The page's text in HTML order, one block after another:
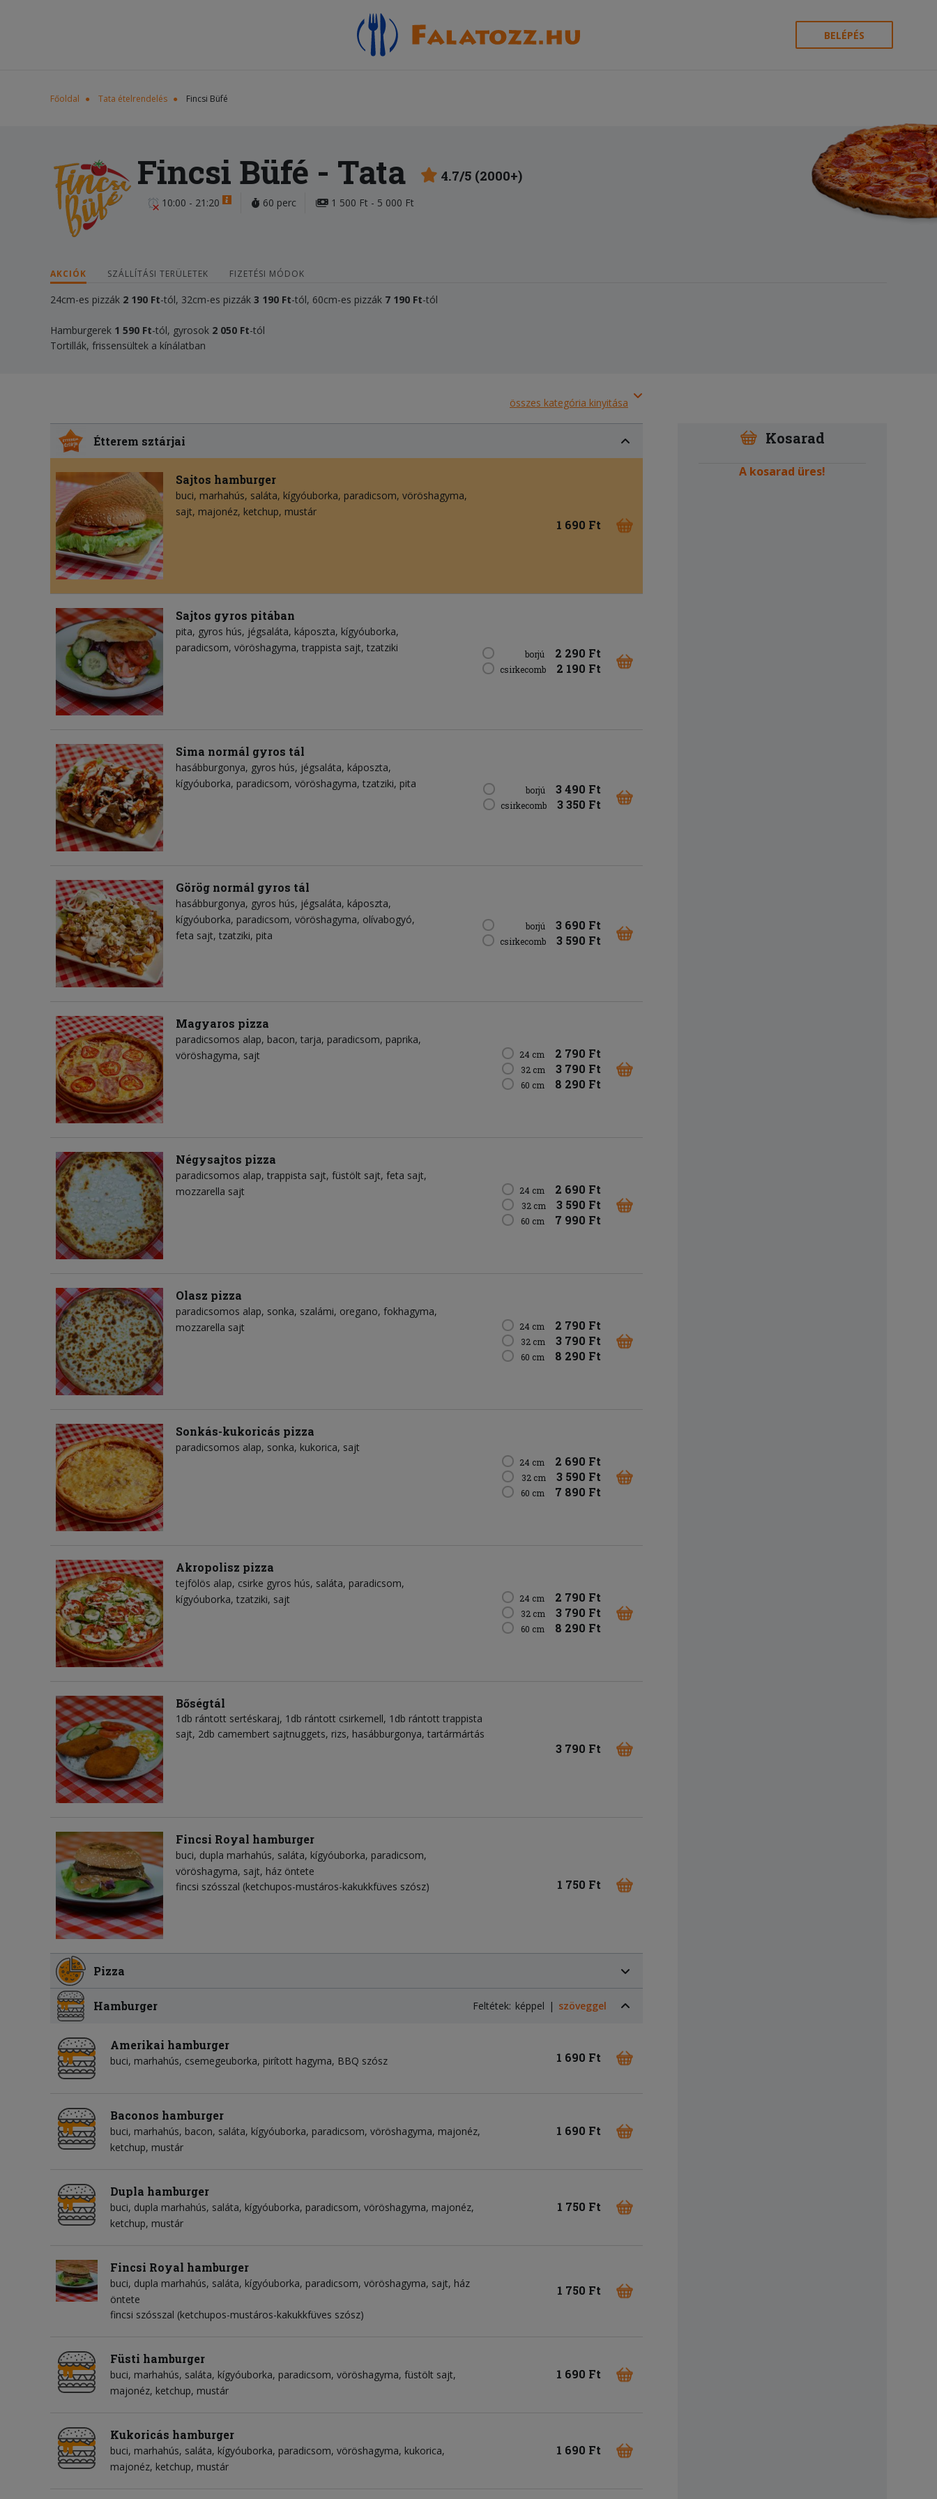
BELÉPÉS
Főoldal Tata ételrendelés Fincsi Büfé
Fincsi Büfé - Tata 4.7/5 (2000+)
10:00 - 21:20 60 perc 1 500 Ft - 5 000 Ft
AKCIÓK SZÁLLÍTÁSI TERÜLETEK FIZETÉSI MÓDOK
24cm-es pizzák 2 190 Ft-tól, 32cm-es pizzák 3 190 Ft-tól, 60cm-es pizzák 7 190 Ft-tól
Hamburgerek 1 590 Ft-tól, gyrosok 2 050 Ft-tól
Tortillák, frissensültek a kínálatban
összes kategória kinyitása
Étterem sztárjai
Sajtos hamburger
buci marhahús saláta kígyóuborka paradicsom vöröshagyma
sajt majonéz ketchup mustár
1 690 Ft
Sajtos gyros pitában
pita gyros hús jégsaláta káposzta kígyóuborka
paradicsom vöröshagyma trappista sajt tzatziki borjú 2 290 Ft
csirkecomb 2 190 Ft
Sima normál gyros tál
hasábburgonya gyros hús jégsaláta káposzta
kígyóuborka paradicsom vöröshagyma tzatziki pita borjú 3 490 Ft
csirkecomb 3 350 Ft
Görög normál gyros tál
hasábburgonya gyros hús jégsaláta káposzta
kígyóuborka paradicsom vöröshagyma olívabogyó
feta sajt tzatziki pita
borjú 3 690 Ft
csirkecomb 3 590 Ft
Magyaros pizza
paradicsomos alap bacon tarja paradicsom paprika
vöröshagyma sajt 24 cm 2 790 Ft
32 cm 3 790 Ft
60 cm 8 290 Ft
Négysajtos pizza
paradicsomos alap trappista sajt füstölt sajt feta sajt
mozzarella sajt
24 cm 2 690 Ft
32 cm 3 590 Ft
60 cm 7 990 Ft
Olasz pizza
paradicsomos alap sonka szalámi oregano fokhagyma
mozzarella sajt
24 cm 2 790 Ft
32 cm 3 790 Ft
60 cm 8 290 Ft
Sonkás-kukoricás pizza
paradicsomos alap sonka kukorica sajt
24 cm 2 690 Ft
32 cm 3 590 Ft
60 cm 7 890 Ft
Akropolisz pizza
tejfölös alap csirke gyros hús saláta paradicsom
kígyóuborka tzatziki sajt 24 cm 2 790 Ft
32 cm 3 790 Ft
60 cm 8 290 Ft
Bőségtál
1db rántott sertéskaraj, 1db rántott csirkemell, 1db rántott trappista
sajt, 2db camembert sajtnuggets, rizs, hasábburgonya, tartármártás
3 790 Ft
Fincsi Royal hamburger
buci dupla marhahús saláta kígyóuborka paradicsom
vöröshagyma sajt ház öntete
fincsi szósszal (ketchupos-mustáros-kakukkfüves szósz)
1 750 Ft
Pizza
Hamburger Feltétek: képpel szöveggel
Amerikai hamburger
buci marhahús csemegeuborka pirított hagyma BBQ szósz 1 690 Ft
Baconos hamburger
buci marhahús bacon saláta kígyóuborka paradicsom vöröshagyma majonéz
ketchup mustár
1 690 Ft
Dupla hamburger
buci dupla marhahús saláta kígyóuborka paradicsom vöröshagyma majonéz
ketchup mustár
1 750 Ft
Fincsi Royal hamburger
buci dupla marhahús saláta kígyóuborka paradicsom vöröshagyma sajt ház
öntete
fincsi szósszal (ketchupos-mustáros-kakukkfüves szósz)
1 750 Ft
Füsti hamburger
buci marhahús saláta kígyóuborka paradicsom vöröshagyma füstölt sajt
majonéz ketchup mustár
1 690 Ft
Kukoricás hamburger
buci marhahús saláta kígyóuborka paradicsom vöröshagyma kukorica
majonéz ketchup mustár
1 690 Ft
Kosarad
A kosarad üres!